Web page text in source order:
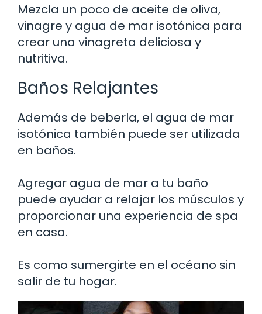
Mezcla un poco de aceite de oliva,
vinagre y agua de mar isotónica para
crear una vinagreta deliciosa y
nutritiva.
Baños Relajantes
Además de beberla, el agua de mar
isotónica también puede ser utilizada
en baños.
Agregar agua de mar a tu baño
puede ayudar a relajar los músculos y
proporcionar una experiencia de spa
en casa.
Es como sumergirte en el océano sin
salir de tu hogar.